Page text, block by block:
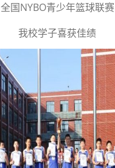
全国NYBO青少年篮球联赛
我校学子喜获佳绩